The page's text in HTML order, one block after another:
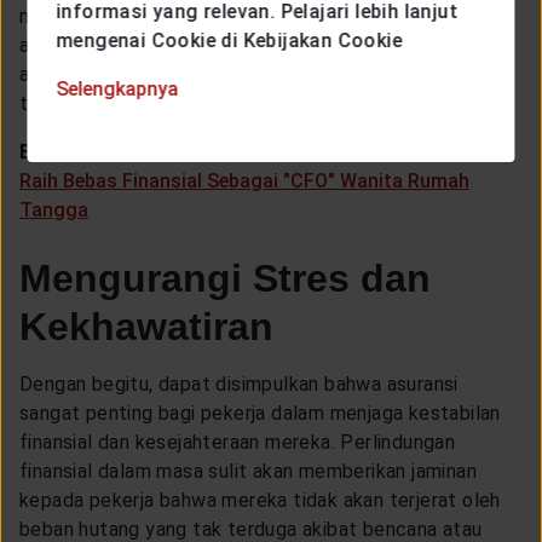
merusak stabilitas hidupmu dan keluarga. Perlindungan
asuransi adalah langkah yang bijaksana untuk melindungi
aset kamu dan menjamin masa depan keluarga jika
terjadi sesuatu.
Baca Juga:
Raih Bebas Finansial Sebagai "CFO" Wanita Rumah
Tangga
Mengurangi Stres dan
Kekhawatiran
Dengan begitu, dapat disimpulkan bahwa asuransi
sangat penting bagi pekerja dalam menjaga kestabilan
finansial dan kesejahteraan mereka. Perlindungan
finansial dalam masa sulit akan memberikan jaminan
kepada pekerja bahwa mereka tidak akan terjerat oleh
beban hutang yang tak terduga akibat bencana atau
informasi yang relevan. Pelajari lebih lanjut
mengenai Cookie di Kebijakan Cookie
Selengkapnya